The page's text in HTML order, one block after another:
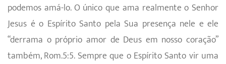
podemos amá-lo. O único que ama realmente o Senhor
Jesus é o Espírito Santo pela Sua presença nele e ele
“derrama o próprio amor de Deus em nosso coração”
também, Rom.5:5. Sempre que o Espírito Santo vir uma